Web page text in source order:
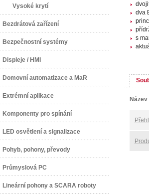
Vysoké krytí
Bezdrátová zařízení
Bezpečnostní systémy
Displeje / HMI
Domovní automatizace a MaR
Extrémní aplikace
Komponenty pro spínání
LED osvětlení a signalizace
Pohyb, pohony, převody
Průmyslová PC
Lineární pohony a SCARA roboty
dva
s
Název